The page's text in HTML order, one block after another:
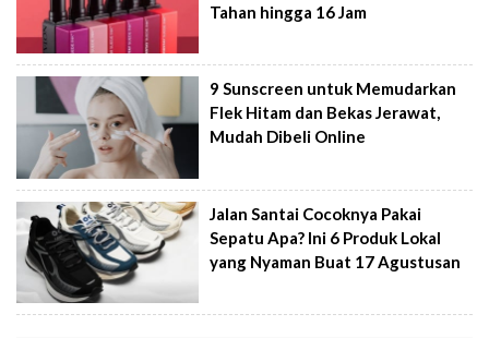
Tahan hingga 16 Jam
9 Sunscreen untuk Memudarkan
Flek Hitam dan Bekas Jerawat,
Mudah Dibeli Online
Jalan Santai Cocoknya Pakai
Sepatu Apa? Ini 6 Produk Lokal
yang Nyaman Buat 17 Agustusan